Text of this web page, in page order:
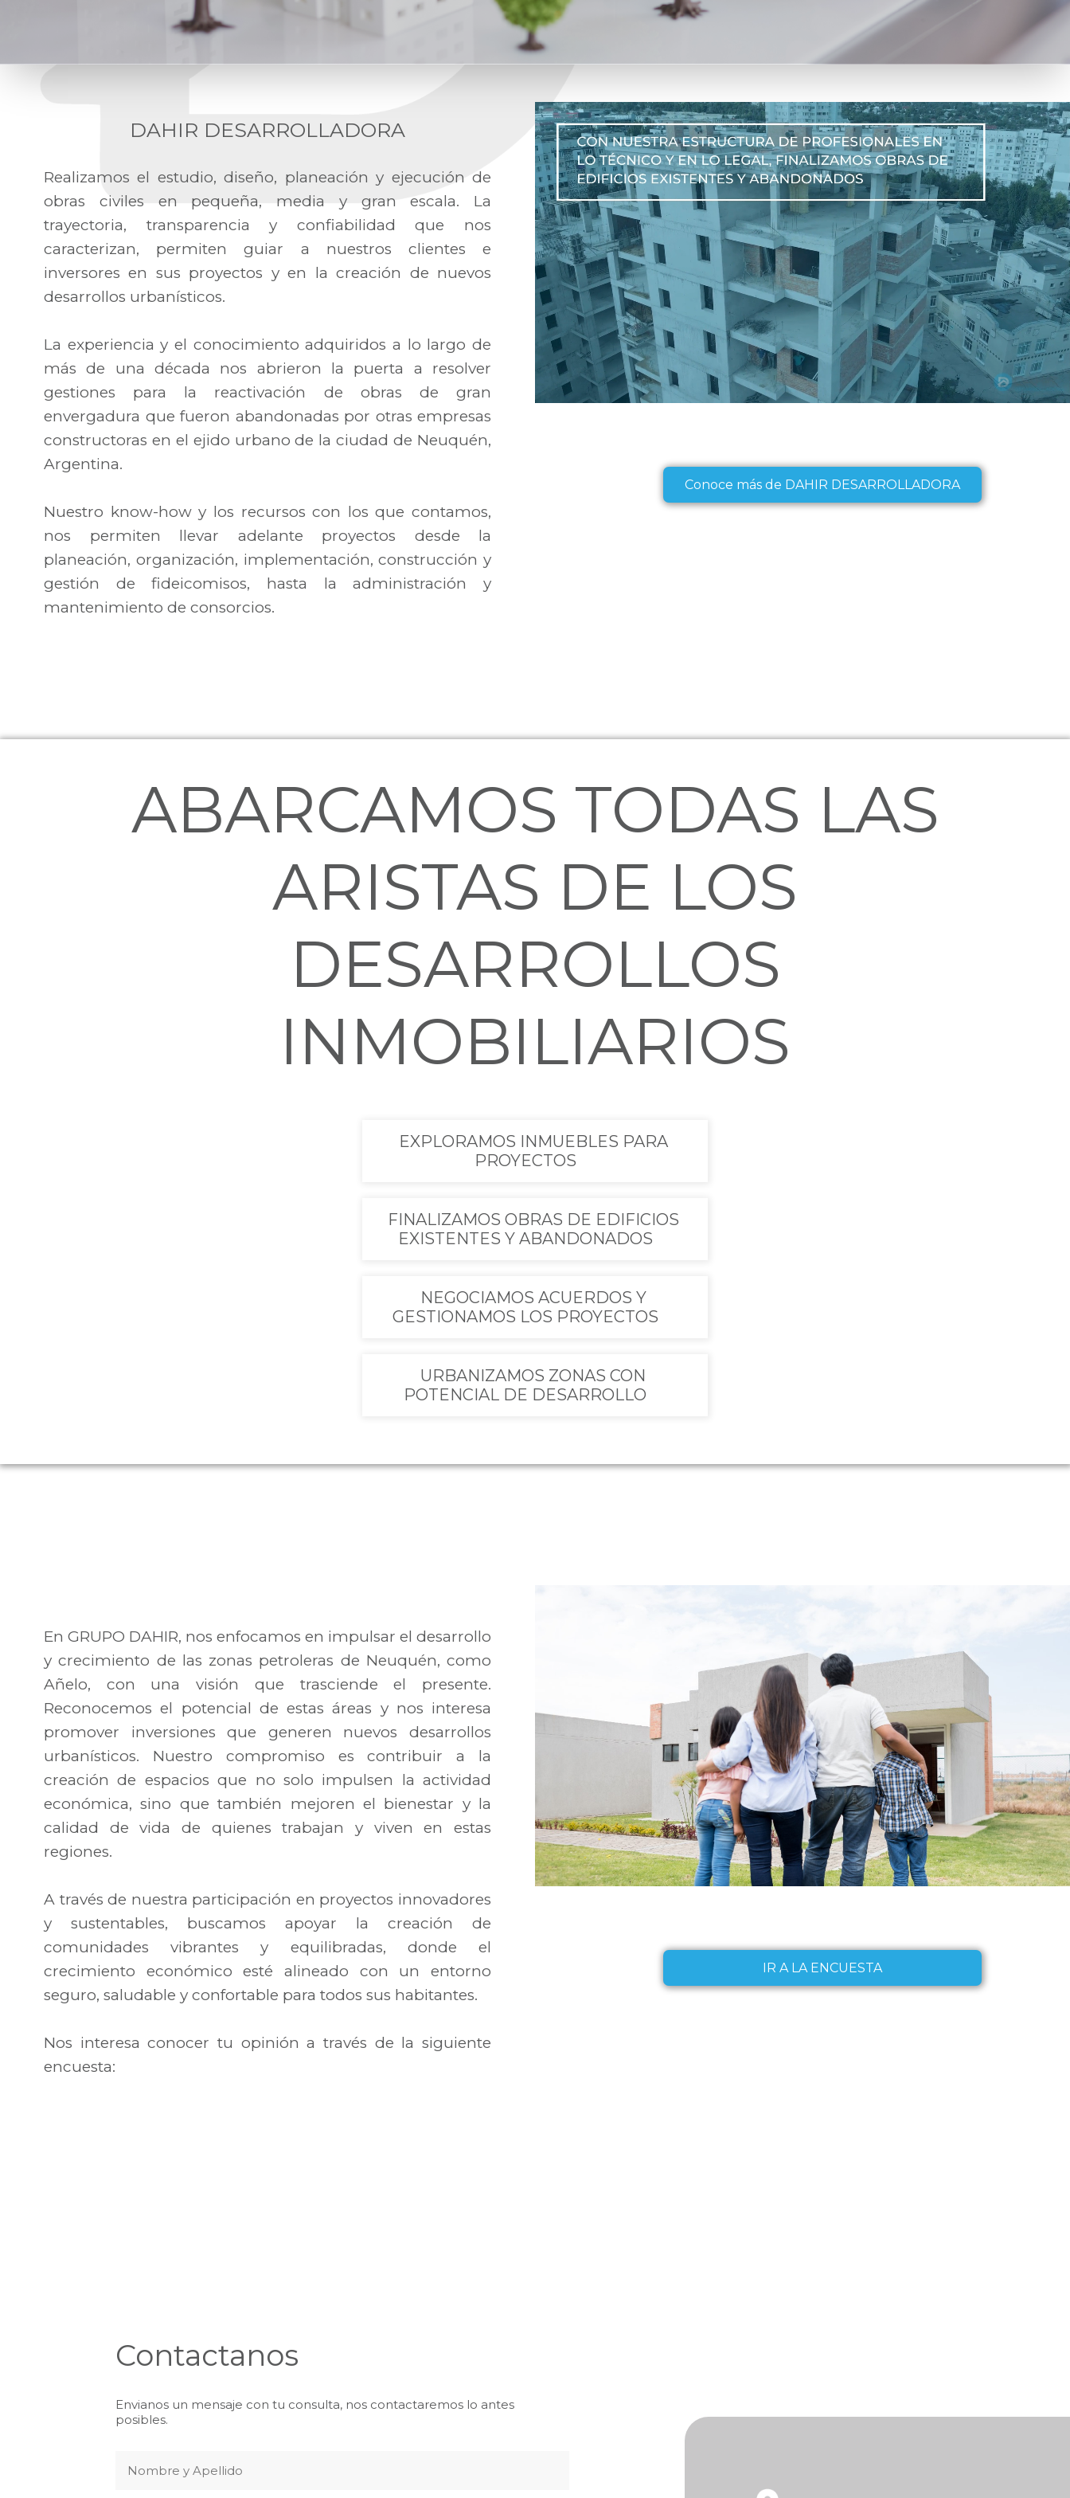
DAHIR DESARROLLADORA
Realizamos el estudio, diseño, planeación y ejecución de
obras civiles en pequeña, media y gran escala. La
trayectoria, transparencia y confiabilidad que nos
caracterizan, permiten guiar a nuestros clientes e
inversores en sus proyectos y en la creación de nuevos
desarrollos urbanísticos.
La experiencia y el conocimiento adquiridos a lo largo de
más de una década nos abrieron la puerta a resolver
gestiones para la reactivación de obras de gran
envergadura que fueron abandonadas por otras empresas
constructoras en el ejido urbano de la ciudad de Neuquén,
Argentina.
Nuestro know-how y los recursos con los que contamos,
nos permiten llevar adelante proyectos desde la
planeación, organización, implementación, construcción y
gestión de fideicomisos, hasta la administración y
mantenimiento de consorcios.
Conoce más de DAHIR DESARROLLADORA
ABARCAMOS TODAS LAS
ARISTAS DE LOS
DESARROLLOS
INMOBILIARIOS
EXPLORAMOS INMUEBLES PARA
PROYECTOS
FINALIZAMOS OBRAS DE EDIFICIOS
EXISTENTES Y ABANDONADOS
NEGOCIAMOS ACUERDOS Y
GESTIONAMOS LOS PROYECTOS
URBANIZAMOS ZONAS CON
POTENCIAL DE DESARROLLO
En GRUPO DAHIR, nos enfocamos en impulsar el desarrollo
y crecimiento de las zonas petroleras de Neuquén, como
Añelo, con una visión que trasciende el presente.
Reconocemos el potencial de estas áreas y nos interesa
promover inversiones que generen nuevos desarrollos
urbanísticos. Nuestro compromiso es contribuir a la
creación de espacios que no solo impulsen la actividad
económica, sino que también mejoren el bienestar y la
calidad de vida de quienes trabajan y viven en estas
regiones.
A través de nuestra participación en proyectos innovadores
y sustentables, buscamos apoyar la creación de
comunidades vibrantes y equilibradas, donde el
crecimiento económico esté alineado con un entorno
seguro, saludable y confortable para todos sus habitantes.
Nos interesa conocer tu opinión a través de la siguiente
encuesta:
IR A LA ENCUESTA
Contactanos
Envianos un mensaje con tu consulta, nos contactaremos lo antes
posibles.